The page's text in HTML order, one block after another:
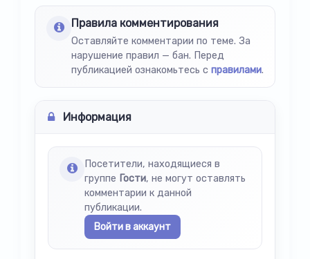
Правила комментирования
Оставляйте комментарии по теме. За
нарушение правил — бан. Перед
публикацией ознакомьтесь с правилами.
Информация
Посетители, находящиеся в
группе Гости, не могут оставлять
комментарии к данной
публикации.
Войти в аккаунт